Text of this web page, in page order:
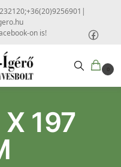
|
on is!
0
197